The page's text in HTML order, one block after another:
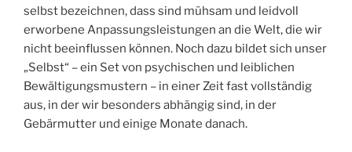
selbst bezeichnen, dass sind mühsam und leidvoll
erworbene Anpassungsleistungen an die Welt, die wir
nicht beeinflussen können. Noch dazu bildet sich unser
„Selbst“ – ein Set von psychischen und leiblichen
Bewältigungsmustern – in einer Zeit fast vollständig
aus, in der wir besonders abhängig sind, in der
Gebärmutter und einige Monate danach.